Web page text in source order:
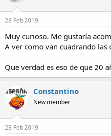
28 Feb 2019
Muy curioso. Me gustaría
A ver como van cuadrando las
Que verdad es eso de que 20
Constantino
New member
28 Feb 2019